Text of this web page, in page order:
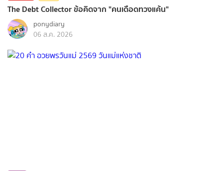
The Debt Collector ข้อคิดจาก "คนเดือดทวงแค้น"
ponydiary
06 ส.ค. 2026